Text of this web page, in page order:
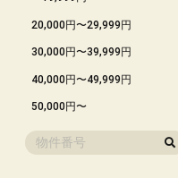
20,000円〜29,999円
30,000円〜39,999円
40,000円〜49,999円
50,000円〜